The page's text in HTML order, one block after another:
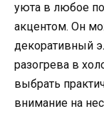
уюта в любое
акцентом. Он
декоративный
разогрева в
выбрать
внимание на